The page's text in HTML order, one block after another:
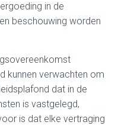
in de
beschouwing worden
kunnen verwachten om
dat in de
is vastgelegd,
is dat elke vertraging